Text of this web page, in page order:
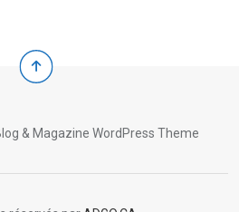
& Magazine WordPress Theme